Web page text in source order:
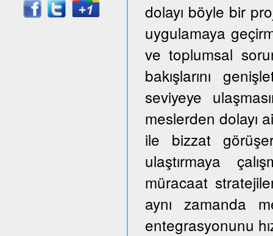
dolayı böyle bir
uygulamaya
ve toplumsal
bakışlarını
seviyeye
meslerden dolayı
ile bizzat
ulaştırmaya
müracaat
aynı zamanda
entegrasyonunu